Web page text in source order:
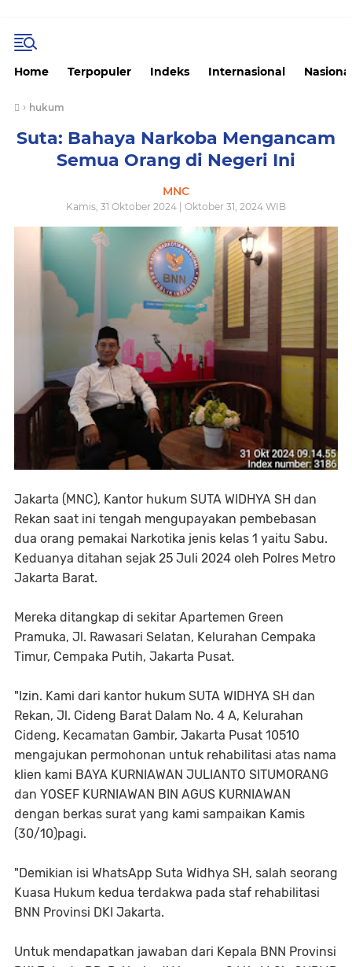
Home Terpopuler Indeks Internasional
› hukum
Suta: Bahaya Narkoba Mengancam
Semua Orang di Negeri Ini
MNC
Kamis, 31 Oktober 2024 | Oktober 31, 2024 WIB
Jakarta (MNC), Kantor hukum SUTA WIDHYA SH dan
Rekan saat ini tengah mengupayakan pembebasan
dua orang pemakai Narkotika jenis kelas 1 yaitu Sabu.
Keduanya ditahan sejak 25 Juli 2024 oleh Polres Metro
Jakarta Barat.
Mereka ditangkap di sekitar Apartemen Green
Pramuka, Jl. Rawasari Selatan, Kelurahan Cempaka
Timur, Cempaka Putih, Jakarta Pusat.
"Izin. Kami dari kantor hukum SUTA WIDHYA SH dan
Rekan, Jl. Cideng Barat Dalam No. 4 A, Kelurahan
Cideng, Kecamatan Gambir, Jakarta Pusat 10510
mengajukan permohonan untuk rehabilitasi atas nama
klien kami BAYA KURNIAWAN JULIANTO SITUMORANG
dan YOSEF KURNIAWAN BIN AGUS KURNIAWAN
dengan berkas surat yang kami sampaikan Kamis
(30/10)pagi.
"Demikian isi WhatsApp Suta Widhya SH, salah seorang
Kuasa Hukum kedua terdakwa pada staf rehabilitasi
BNN Provinsi DKI Jakarta.
Untuk mendapatkan jawaban dari Kepala BNN Provinsi